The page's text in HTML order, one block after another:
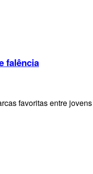
falência
favoritas entre